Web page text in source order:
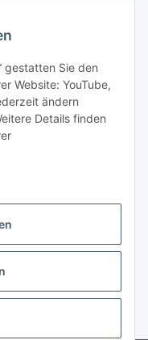
gestatten Sie den
Website: YouTube,
ändern
Details finden